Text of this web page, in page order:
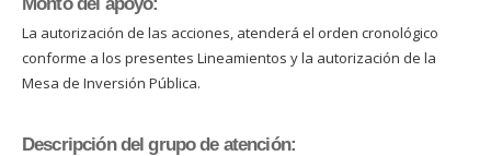
La autorización de las acciones, atenderá el orden cronológico
conforme a los presentes Lineamientos y la autorización de la
Mesa de Inversión Pública.
Descripción del grupo de atención: